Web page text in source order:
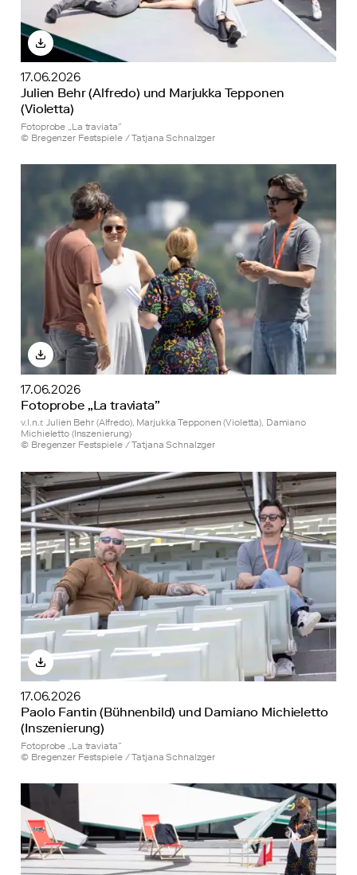
17.06.2026
Julien Behr (Alfredo) und Marjukka Tepponen
(Violetta)
Fotoprobe „La traviata”
© Bregenzer Festspiele / Tatjana Schnalzger
17.06.2026
Fotoprobe „La traviata”
v.l.n.r. Julien Behr (Alfredo), Marjukka Tepponen (Violetta), Damiano
Michieletto (Inszenierung)
© Bregenzer Festspiele / Tatjana Schnalzger
17.06.2026
Paolo Fantin (Bühnenbild) und Damiano Michieletto
(Inszenierung)
Fotoprobe „La traviata”
© Bregenzer Festspiele / Tatjana Schnalzger